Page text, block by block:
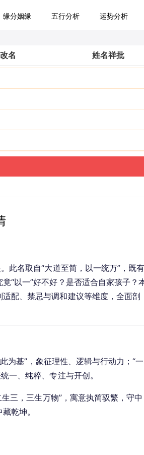
缘分姻缘 五行分析 运势分析
名 姓名祥批
此名取自“大道至简，以一统万”，既
“以一”好不好？是否适合自家孩子？
配、禁忌与调和建议等维度，全面剖
为基”，象征理性、逻辑与行动力；“
一、纯粹、专注与开创。
三，三生万物”，寓意执简驭繁，守中
乾坤。